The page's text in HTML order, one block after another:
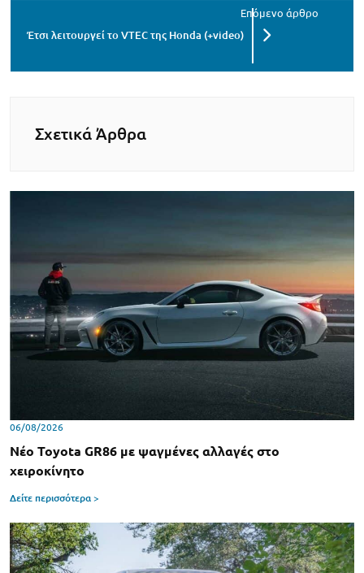
Έτσι λειτουργεί το VTEC της Honda (+video)
Σχετικά Άρθρα
06/08/2026
Νέο Toyota GR86 με ψαγμένες αλλαγές στο
χειροκίνητο
Δείτε περισσότερα >